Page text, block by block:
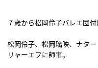
７歳から松岡伶子バレエ団
松岡伶子、松岡璃映、ナタ
リャーエフに師事。